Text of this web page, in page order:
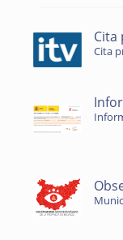
Cita
Cita